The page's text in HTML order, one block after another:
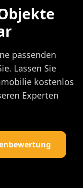
passenden
Lassen Sie
kostenlos
Experten